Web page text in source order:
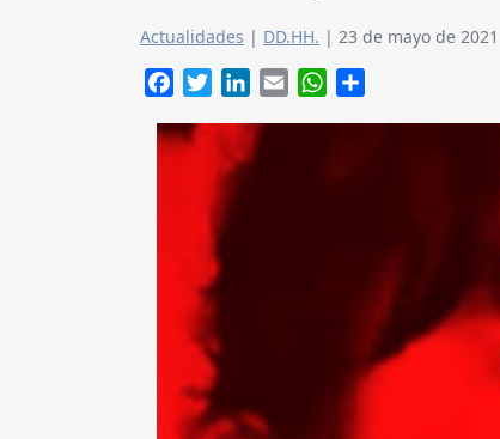
Actualidades | DD.HH. | 23 de mayo de 2021
FacebookTwitterLinkedIn
Email WhatsApp